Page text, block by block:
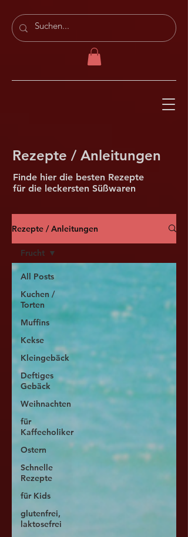
Rezepte / Anleitungen
Finde hier die besten Rezepte
für die leckersten Süßwaren
Rezepte / Anleitungen
All Posts
Kuchen /
Torten
Muffins
Kekse
Kleingebäck
Deftiges
Gebäck
Weihnachten
für
Kaffeeholiker
Ostern
Schnelle
Rezepte
für Kids
glutenfrei,
laktosefrei
Frucht